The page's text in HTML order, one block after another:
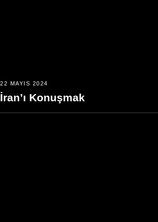
22 MAYIS 2024
İran’ı Konuşmak